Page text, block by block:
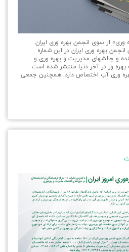
از سوی انجمن بهره وری ایران
بهره وری ایران در این شماره
و چالشهای مدیریت و بهره وری و
ور در آخر دنیا منتشر شده است.
وری آب اختصاص دارد. همچنین جمعی